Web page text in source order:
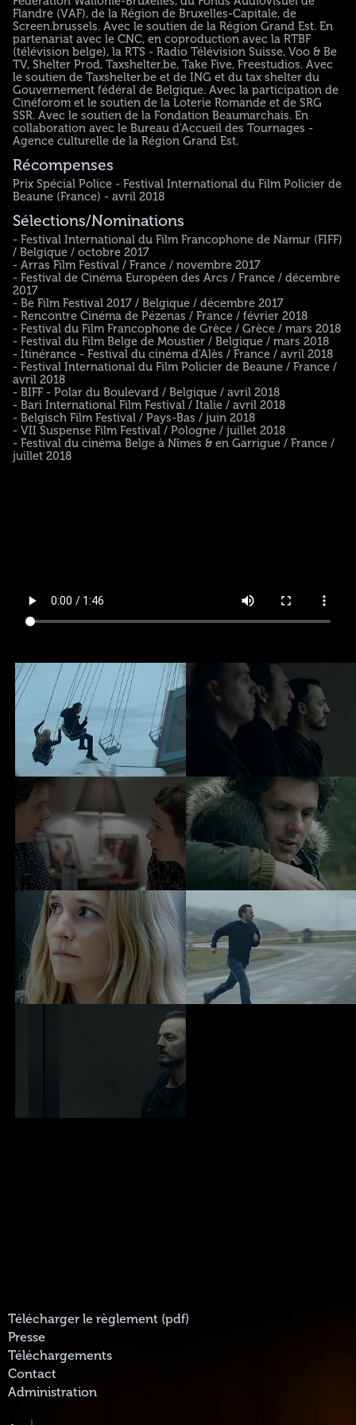
Flandre (VAF), de la Région de Bruxelles-Capitale, de
Screen.brussels. Avec le soutien de la Région Grand Est. En
partenariat avec le CNC, en coproduction avec la RTBF
(télévision belge), la RTS - Radio Télévision Suisse, Voo & Be
TV, Shelter Prod, Taxshelter.be, Take Five, Freestudios. Avec
le soutien de Taxshelter.be et de ING et du tax shelter du
Gouvernement fédéral de Belgique. Avec la participation de
Cinéforom et le soutien de la Loterie Romande et de SRG
SSR. Avec le soutien de la Fondation Beaumarchais. En
collaboration avec le Bureau d'Accueil des Tournages -
Agence culturelle de la Région Grand Est.
Récompenses
Prix Spécial Police - Festival International du Film Policier de
Beaune (France) - avril 2018
Sélections/Nominations
- Festival International du Film Francophone de Namur (FIFF)
/ Belgique / octobre 2017
- Arras Film Festival / France / novembre 2017
- Festival de Cinéma Européen des Arcs / France / décembre
2017
- Be Film Festival 2017 / Belgique / décembre 2017
- Rencontre Cinéma de Pézenas / France / février 2018
- Festival du Film Francophone de Grèce / Grèce / mars 2018
- Festival du Film Belge de Moustier / Belgique / mars 2018
- Itinérance - Festival du cinéma d'Alès / France / avril 2018
- Festival International du Film Policier de Beaune / France /
avril 2018
- BIFF - Polar du Boulevard / Belgique / avril 2018
- Bari International Film Festival / Italie / avril 2018
- Belgisch Film Festival / Pays-Bas / juin 2018
- VII Suspense Film Festival / Pologne / juillet 2018
- Festival du cinéma Belge à Nîmes & en Garrigue / France /
juillet 2018
Télécharger le règlement (pdf)
Presse
Téléchargements
Contact
Administration